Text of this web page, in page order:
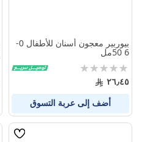
بيوربير معجون أسنان للأطفال 0-
6 50مل
Rating:
0%
٢٦٫٤٥
أضف إلى عربة التسوق
قائمة